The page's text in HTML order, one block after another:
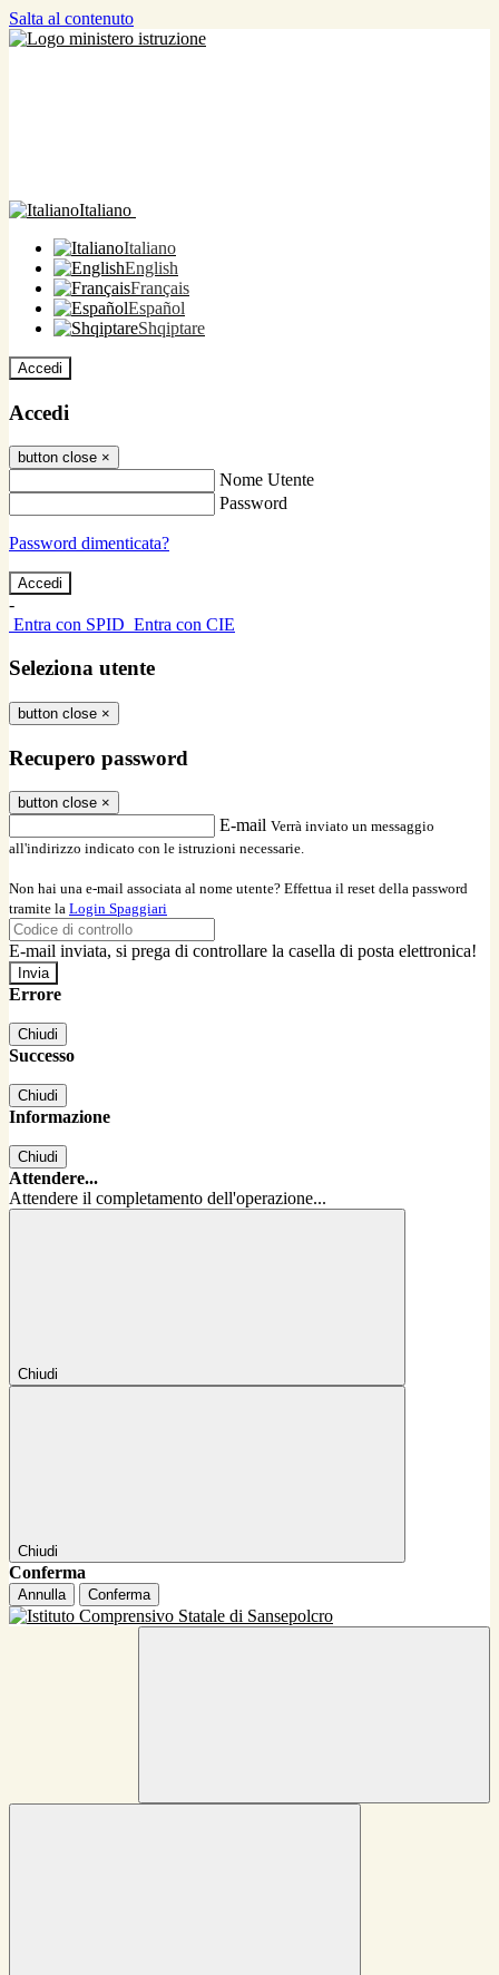
Salta al contenuto
Italiano
Italiano
English
Français
Español
Shqiptare
Accedi
Accedi
button close ×
Nome Utente
Password
Password dimenticata?
-
Entra con SPID Entra con CIE
Seleziona utente
button close ×
Recupero password
button close ×
E-mail Verrà inviato un messaggio
all'indirizzo indicato con le istruzioni necessarie.
Non hai una e-mail associata al nome utente? Effettua il reset della password
tramite la Login Spaggiari
E-mail inviata, si prega di controllare la casella di posta elettronica!
Errore
Chiudi
Successo
Chiudi
Informazione
Chiudi
Attendere...
Attendere il completamento dell'operazione...
Chiudi
Chiudi
Conferma
Annulla Conferma